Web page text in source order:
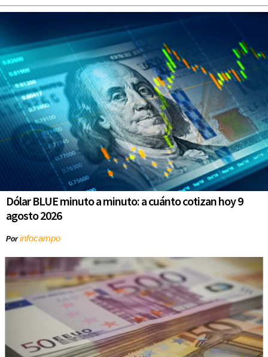
Dólar BLUE minuto a minuto: a cuánto cotizan hoy 9
agosto 2026
Porinfocampo